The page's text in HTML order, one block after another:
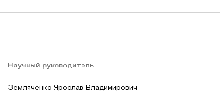
Научный руководитель
Земляченко Ярослав Владимирович